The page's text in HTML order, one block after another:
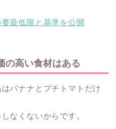
最低限と基準を公開
の高い食材はある
バナナとプチトマトだけ
なくないからです。